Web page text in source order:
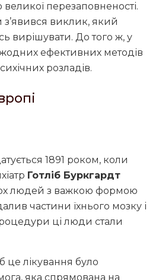
перезаповненості.
виклик, який
вирішувати. До того ж, у
ефективних методів
розладів.
1891 роком, коли
Готліб Буркгардт
людей з важкою формою
частини їхнього мозку і
ці люди стали
це лікування було
яка спрямована на